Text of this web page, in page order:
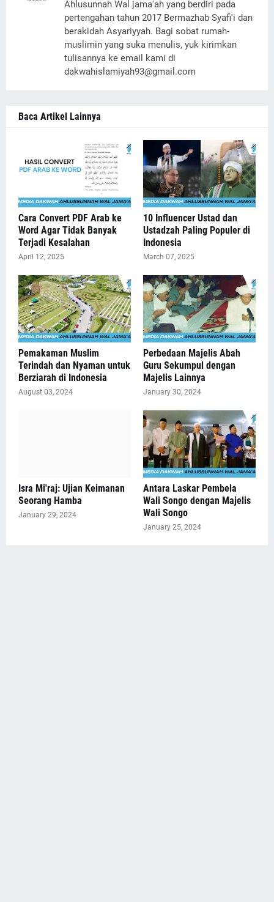
Ahlusunnah Wal jama'ah yang berdiri pada
pertengahan tahun 2017 Bermazhab Syafi'i dan
berakidah Asyariyyah. Bagi sobat rumah-
muslimin yang suka menulis, yuk kirimkan
tulisannya ke email kami di
dakwahislamiyah93@gmail.com
Baca Artikel Lainnya
Cara Convert PDF Arab ke
Word Agar Tidak Banyak
Terjadi Kesalahan
April 12, 2025
10 Influencer Ustad dan
Ustadzah Paling Populer di
Indonesia
March 07, 2025
Pemakaman Muslim
Terindah dan Nyaman untuk
Berziarah di Indonesia
August 03, 2024
Perbedaan Majelis Abah
Guru Sekumpul dengan
Majelis Lainnya
January 30, 2024
Isra Mi'raj: Ujian Keimanan
Seorang Hamba
January 29, 2024
Antara Laskar Pembela
Wali Songo dengan Majelis
Wali Songo
January 25, 2024